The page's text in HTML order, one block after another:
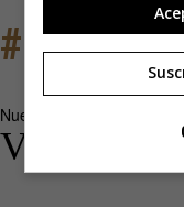
#147
Nuevo número de Yorokobu
Verano